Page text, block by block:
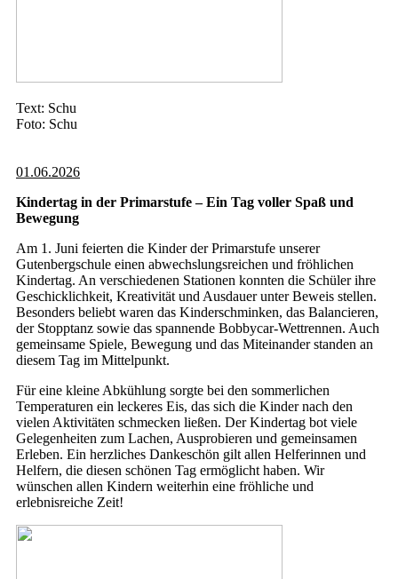
Text: Schu
Foto: Schu
01.06.2026
Kindertag in der Primarstufe – Ein Tag voller Spaß und
Bewegung
Am 1. Juni feierten die Kinder der Primarstufe unserer
Gutenbergschule einen abwechslungsreichen und fröhlichen
Kindertag. An verschiedenen Stationen konnten die Schüler ihre
Geschicklichkeit, Kreativität und Ausdauer unter Beweis stellen.
Besonders beliebt waren das Kinderschminken, das Balancieren,
der Stopptanz sowie das spannende Bobbycar-Wettrennen. Auch
gemeinsame Spiele, Bewegung und das Miteinander standen an
diesem Tag im Mittelpunkt.
Für eine kleine Abkühlung sorgte bei den sommerlichen
Temperaturen ein leckeres Eis, das sich die Kinder nach den
vielen Aktivitäten schmecken ließen. Der Kindertag bot viele
Gelegenheiten zum Lachen, Ausprobieren und gemeinsamen
Erleben. Ein herzliches Dankeschön gilt allen Helferinnen und
Helfern, die diesen schönen Tag ermöglicht haben. Wir
wünschen allen Kindern weiterhin eine fröhliche und
erlebnisreiche Zeit!